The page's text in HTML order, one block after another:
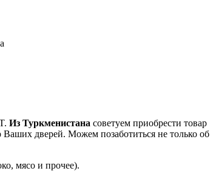
Из Туркменистана советуем приобрести товар
дверей. Можем позаботиться не только об
мясо и прочее).